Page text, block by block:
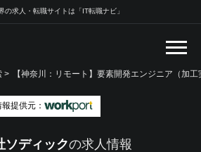
の求人・転職サイトは「IT転職ナビ」
> 【神奈川：リモート】要素開発エンジニア（加
報提供元：
ソディックの求人情報